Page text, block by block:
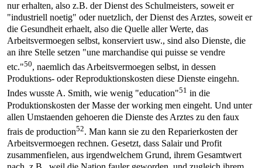
nur erhalten, also z.B. der Dienst des Schulmeisters, soweit er
"industriell noetig" oder nuetzlich, der Dienst des Arztes, soweit er
die Gesundheit erhaelt, also die Quelle aller Werte, das
Arbeitsvermoegen selbst, konserviert usw., sind also Dienste, die
an ihre Stelle setzen "une marchandise qui puisse se vendre
etc."50, naemlich das Arbeitsvermoegen selbst, in dessen
Produktions- oder Reproduktionskosten diese Dienste eingehn.
Indes wusste A. Smith, wie wenig "education"51 in die
Produktionskosten der Masse der working men eingeht. Und unter
allen Umstaenden gehoeren die Dienste des Arztes zu den faux
frais de production52. Man kann sie zu den Reparierkosten der
Arbeitsvermoegen rechnen. Gesetzt, dass Salair und Profit
zusammenfielen, aus irgendwelchem Grund, ihrem Gesamtwert